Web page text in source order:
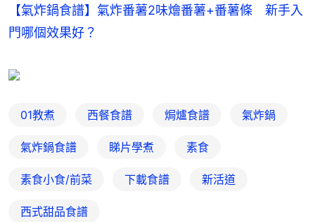
【氣炸鍋食譜】氣炸番薯2味燴番薯+番薯條 新手入
門哪個效果好？
01教煮 西餐食譜 焗爐食譜 氣炸鍋
氣炸鍋食譜 睇片學煮 素食
素食小食/前菜 下載食譜 新活道
西式甜品食譜